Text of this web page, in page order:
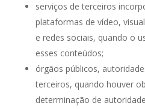
serviços de terceiros
plataformas de vídeo,
e redes sociais, quando o
esses conteúdos;
órgãos públicos,
terceiros, quando houver
determinação de